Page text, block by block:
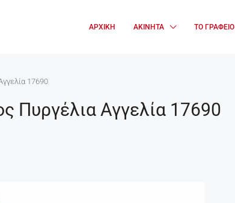
ΑΡΧΙΚΉ ΑΚΊΝΗΤΑ ΤΟ ΓΡΑΦΕΊΟ
17690
Πυργέλια Αγγελία 17690